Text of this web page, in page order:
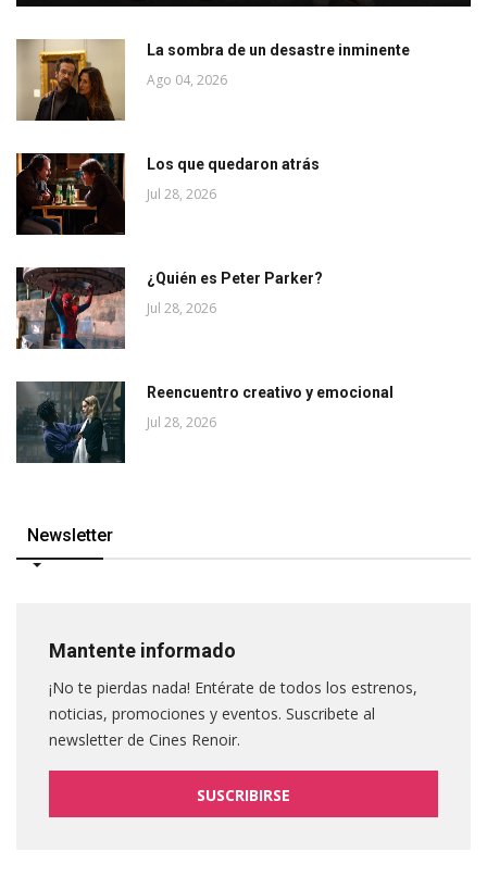
La sombra de un desastre inminente
Ago 04, 2026
Los que quedaron atrás
Jul 28, 2026
¿Quién es Peter Parker?
Jul 28, 2026
Reencuentro creativo y emocional
Jul 28, 2026
Newsletter
Mantente informado
¡No te pierdas nada! Entérate de todos los estrenos,
noticias, promociones y eventos. Suscribete al
newsletter de Cines Renoir.
SUSCRIBIRSE